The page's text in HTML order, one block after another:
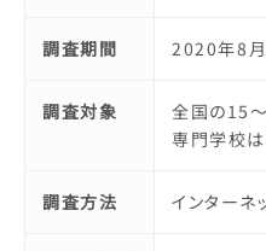
調査期間 2020年8
調査対象
全国の15
専門学校は
調査方法 インターネ